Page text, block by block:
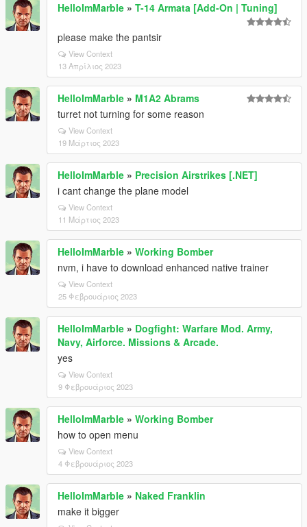
HelloImMarble » T-14 Armata [Add-On | Tuning]
please make the pantsir
View Context
13 Απρίλιος 2023
HelloImMarble » M1A2 Abrams
turret not turning for some reason
View Context
19 Μάρτιος 2023
HelloImMarble » Precision Airstrikes [.NET]
i cant change the plane model
View Context
11 Μάρτιος 2023
HelloImMarble » Working Bomber
nvm, i have to download enhanced native trainer
View Context
25 Φεβρουάριος 2023
HelloImMarble » Dogfight: Warfare Mod. Army,
Navy, Airforce. Missions & Arcade.
yes
View Context
9 Φεβρουάριος 2023
HelloImMarble » Working Bomber
how to open menu
View Context
4 Φεβρουάριος 2023
HelloImMarble » Naked Franklin
make it bigger